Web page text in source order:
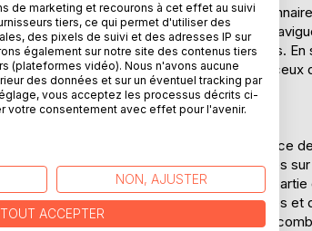
ésotérique. Le livre est enrichi d'un
chercheurs. Ce complément permet de
la compréhension des termes techniques.
d'histoire, les généalogistes et tous
précision.
auteur de "Histoire du Blason et science
Bien que les détails biographiques
ses écrits. Il a consacré une grande
compréhension approfondie des symboles
à rendre accessible un sujet complexe,
de marketing et recourons à cet effet au suivi
tiers, ce qui permet d'utiliser des
des pixels de suivi et des adresses IP sur
également sur notre site des contenus tiers
(plateformes vidéo). Nous n'avons aucune
des données et sur un éventuel tracking par
vous acceptez les processus décrits ci-
votre consentement avec effet pour l'avenir.
NON, AJUSTER
TOUT ACCEPTER